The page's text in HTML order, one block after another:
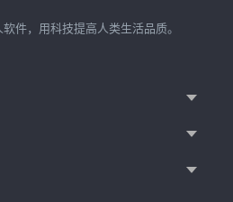
件，用科技提高人类生活品质。